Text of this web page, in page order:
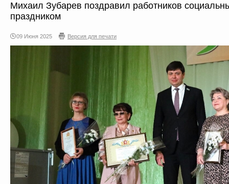
Михаил Зубарев поздравил работников
праздником
09 Июня 2025 Версия для печати